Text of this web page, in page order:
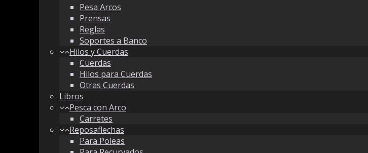
Pesa Arcos
Prensas
Reglas
Soportes a Banco
Hilos y Cuerdas
Cuerdas
Hilos para Cuerdas
Otras Cuerdas
Libros
Pesca con Arco
Carretes
Reposaflechas
Para Poleas